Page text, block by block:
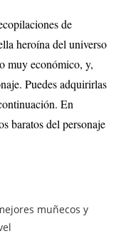
de
heroína del universo
muy económico, y,
Puedes adquirirlas
En
baratos del personaje